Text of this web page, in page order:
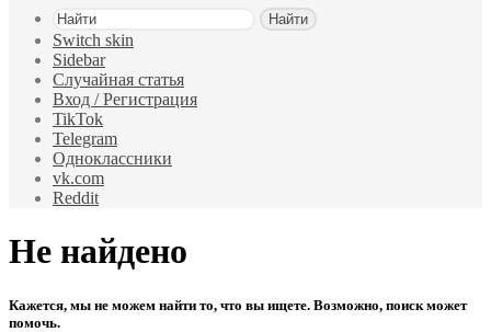
Найти
Switch skin
Sidebar
Случайная статья
Вход / Регистрация
TikTok
Telegram
Одноклассники
vk.com
Reddit
Не найдено
Кажется, мы не можем найти то, что вы ищете. Возможно, поиск может
помочь.